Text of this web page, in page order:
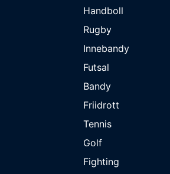
Handboll
Rugby
Innebandy
Futsal
Bandy
Friidrott
Tennis
Golf
Fighting